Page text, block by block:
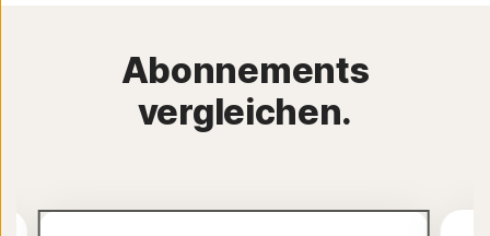
Abonnements
vergleichen.